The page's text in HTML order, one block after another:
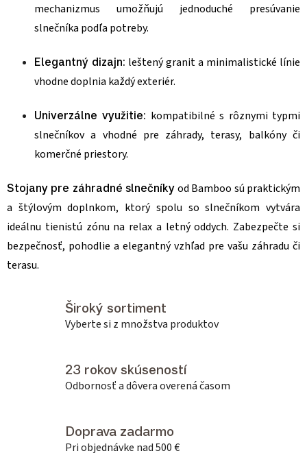
mechanizmus umožňujú jednoduché presúvanie
slnečníka podľa potreby.
Elegantný dizajn: leštený granit a minimalistické línie
vhodne doplnia každý exteriér.
Univerzálne využitie: kompatibilné s rôznymi typmi
slnečníkov a vhodné pre záhrady, terasy, balkóny či
komerčné priestory.
Stojany pre záhradné slnečníky od Bamboo sú praktickým
a štýlovým doplnkom, ktorý spolu so slnečníkom vytvára
ideálnu tienistú zónu na relax a letný oddych. Zabezpečte si
bezpečnosť, pohodlie a elegantný vzhľad pre vašu záhradu či
terasu.
Široký sortiment
Vyberte si z množstva produktov
23 rokov skúseností
Odbornosť a dôvera overená časom
Doprava zadarmo
Pri objednávke nad 500 €